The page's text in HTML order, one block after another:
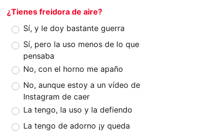
¿Tienes freidora de aire?
Sí, y le doy bastante guerra
Sí, pero la uso menos de lo que
pensaba
No, con el horno me apaño
No, aunque estoy a un vídeo de
Instagram de caer
La tengo, la uso y la defiendo
La tengo de adorno ¡y queda